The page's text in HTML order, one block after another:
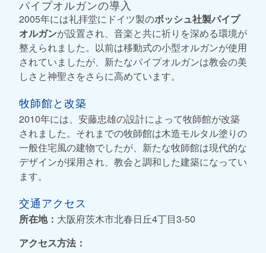
パイプオルガンの導入
2005年には礼拝堂にドイツ製のボッシュ社製パイプ
オルガンが設置され、音楽と共に祈りを深める環境が
整えられました。以前は移動式の小型オルガンが使用
されていましたが、新たなパイプオルガンは教会の美
しさと神聖さをさらに高めています。
牧師館と改築
2010年には、安藤忠雄の設計によって牧師館が改築
されました。それまでの牧師館は木造モルタル塗りの
一般住宅風の建物でしたが、新たな牧師館は現代的な
デザインが採用され、教会と調和した建築になってい
ます。
交通アクセス
所在地： 大阪府茨木市北春日丘4丁目3-50
アクセス方法：